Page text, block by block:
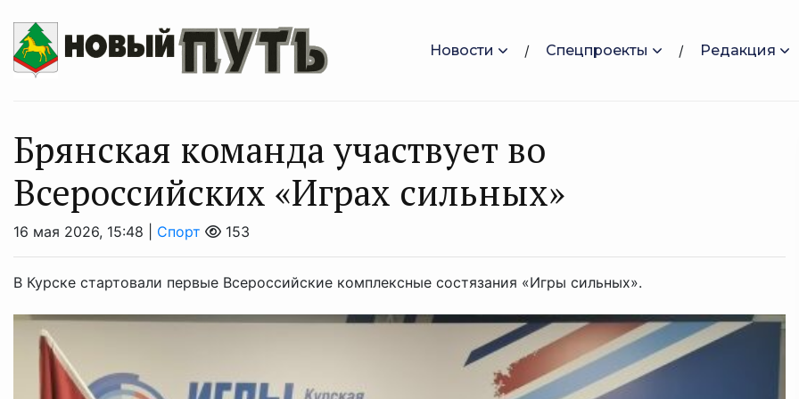
Новости Спецпроекты Редакция
Брянская команда участвует во
Всероссийских «Играх сильных»
16 мая 2026, 15:48 | Спорт 153
В Курске стартовали первые Всероссийские комплексные состязания «Игры сильных».